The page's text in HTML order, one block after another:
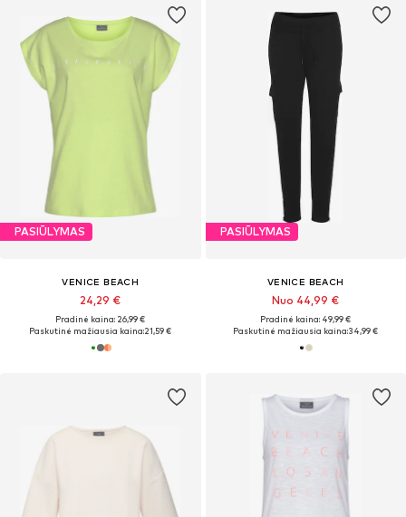
PASIŪLYMAS
VENICE BEACH
24,29 €
Pradinė kaina: 26,99 €
Paskutinė mažiausia kaina:21,59 €
PASIŪLYMAS
VENICE BEACH
Nuo 44,99 €
Pradinė kaina: 49,99 €
Paskutinė mažiausia kaina:34,99 €